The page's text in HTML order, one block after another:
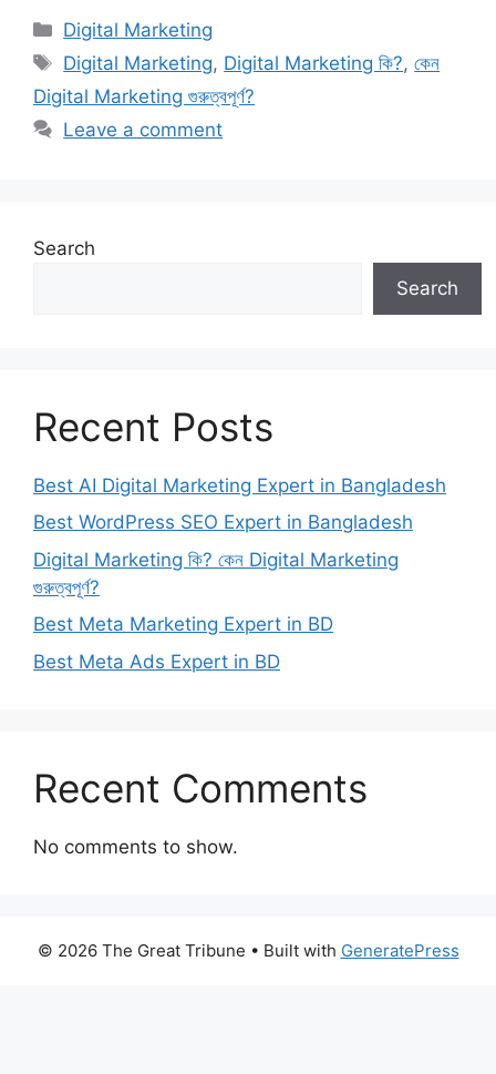
Categories
Digital Marketing
Tags
Digital Marketing, Digital Marketing কি?,কেন
Digital Marketing গুরুত্বপূর্ণ?
Leave a comment
Search
Search
Recent Posts
Best AI Digital Marketing Expert in Bangladesh
Best WordPress SEO Expert in Bangladesh
Digital Marketing কি? কেন Digital Marketing
গুরুত্বপূর্ণ?
Best Meta Marketing Expert in BD
Best Meta Ads Expert in BD
Recent Comments
No comments to show.
© 2026 The Great Tribune • Built with GeneratePress